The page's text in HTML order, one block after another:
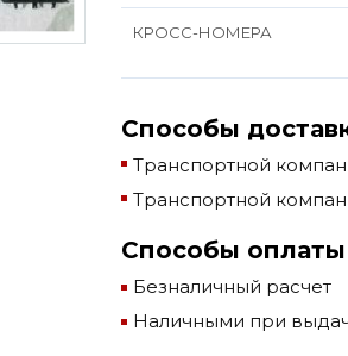
КРОСС-НОМЕРА
Способы
Транспортной
Транспортной
Способы оплаты
Безналичный расчет
Наличными при